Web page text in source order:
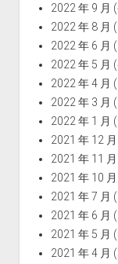
2022 年 9 月
2022 年 8 月
2022 年 6 月
2022 年 5 月
2022 年 4 月
2022 年 3 月
2022 年 1 月
2021 年 12 月
2021 年 11 月
2021 年 10 月
2021 年 7 月
2021 年 6 月
2021 年 5 月
2021 年 4 月